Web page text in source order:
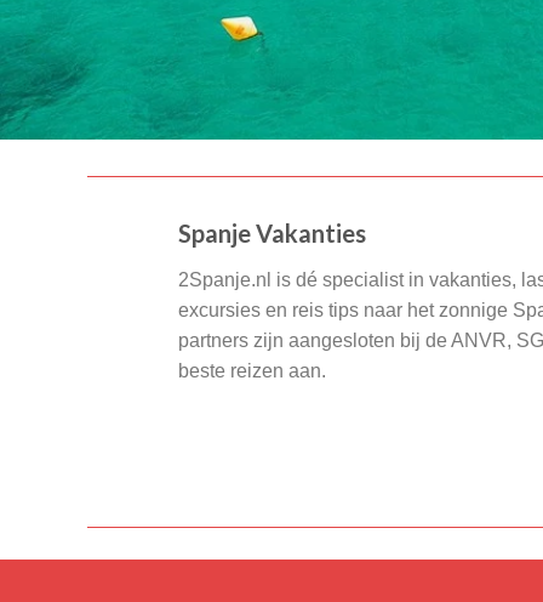
Spanje Vakanties
2Spanje.nl is dé specialist in vakanties,
excursies en reis tips naar het zonnige
partners zijn aangesloten bij de ANVR,
beste reizen aan.